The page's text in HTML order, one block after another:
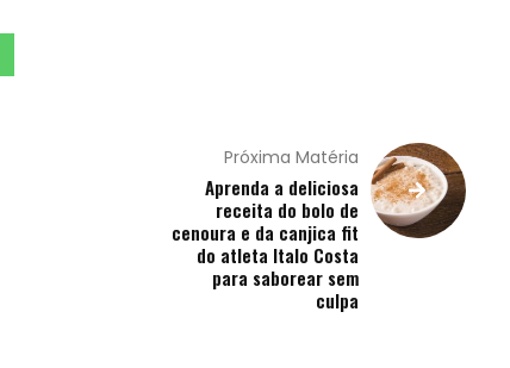
Próxima Matéria
Aprenda a deliciosa
receita do bolo de
cenoura e da canjica fit
do atleta Italo Costa
para saborear sem
culpa